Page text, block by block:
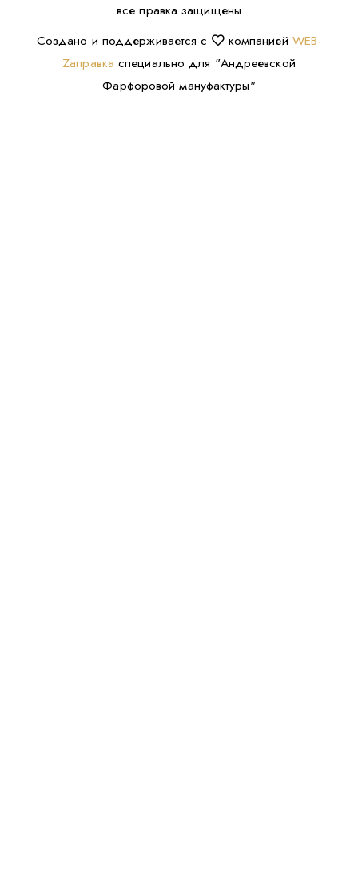
все правка защищены
Создано и поддерживается с
компанией WEB-
Zаправка специально для "Андреевской
Фарфоровой мануфактуры"